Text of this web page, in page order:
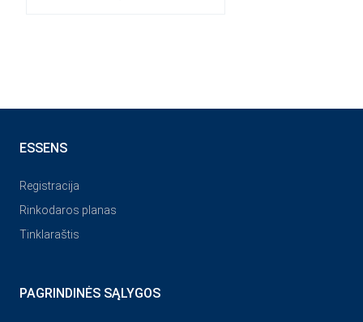
ESSENS
Registracija
Rinkodaros planas
Tinklaraštis
PAGRINDINĖS SĄLYGOS